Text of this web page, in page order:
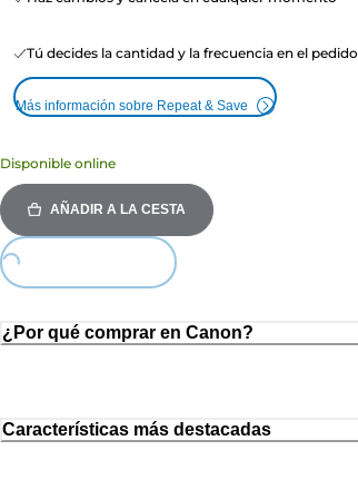
Tú decides la cantidad y la frecuencia en el pedido
Más información sobre Repeat & Save
Disponible online
AÑADIR A LA CESTA
Loading...
¿Por qué comprar en Canon?
Características más destacadas